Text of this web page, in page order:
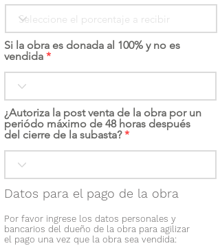
Si la obra es donada al 100% y no es
vendida
¿Autoriza la post venta de la obra por un
periódo máximo de 48 horas después
del cierre de la subasta?
Datos para el pago de la obra
Por favor ingrese los datos personales y
bancarios del dueño de la obra para agilizar
el pago una vez que la obra sea vendida: